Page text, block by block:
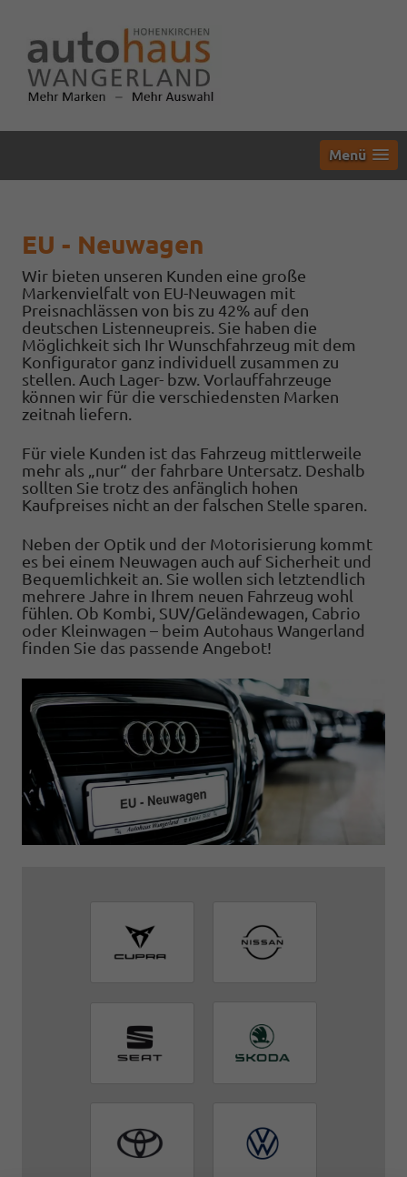
Menü
EU - Neuwagen
Wir bieten unseren Kunden eine große
Markenvielfalt von EU-Neuwagen mit
Preisnachlässen von bis zu 42% auf den
deutschen Listenneupreis. Sie haben die
Möglichkeit sich Ihr Wunschfahrzeug mit dem
Konfigurator ganz individuell zusammen zu
stellen. Auch Lager- bzw. Vorlauffahrzeuge
können wir für die verschiedensten Marken
zeitnah liefern.
Für viele Kunden ist das Fahrzeug mittlerweile
mehr als „nur“ der fahrbare Untersatz. Deshalb
sollten Sie trotz des anfänglich hohen
Kaufpreises nicht an der falschen Stelle sparen.
Neben der Optik und der Motorisierung kommt
es bei einem Neuwagen auch auf Sicherheit und
Bequemlichkeit an. Sie wollen sich letztendlich
mehrere Jahre in Ihrem neuen Fahrzeug wohl
fühlen. Ob Kombi, SUV/Geländewagen, Cabrio
oder Kleinwagen – beim Autohaus Wangerland
finden Sie das passende Angebot!